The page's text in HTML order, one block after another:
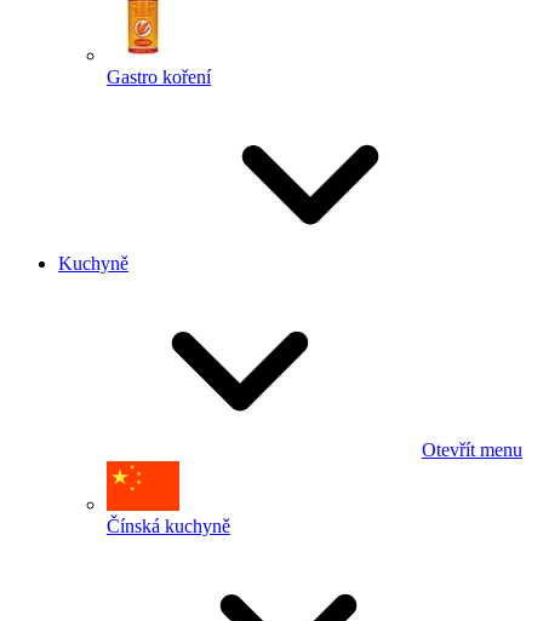
Gastro koření
Kuchyně
Otevřít menu
Čínská kuchyně